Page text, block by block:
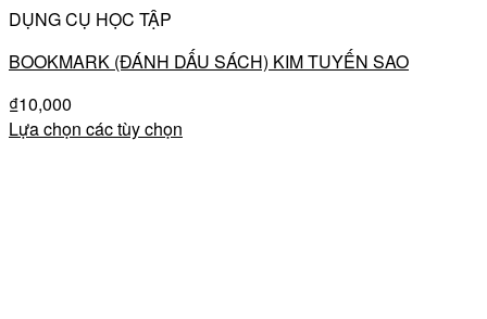
DỤNG CỤ HỌC TẬP
BOOKMARK (ĐÁNH DẤU SÁCH) KIM TUYẾN SAO
₫10,000
Lựa chọn các tùy chọn